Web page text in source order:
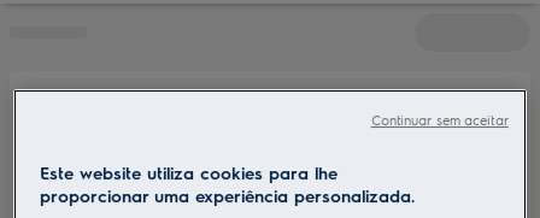
Este website utiliza cookies para lhe
proporcionar uma experiência personalizada.
Continuar sem aceitar